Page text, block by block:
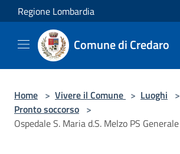
Salta al contenuto principale
Regione Lombardia
Comune di Credaro
Home > Vivere il Comune > Luoghi >
Pronto soccorso >
Ospedale S. Maria d.S. Melzo PS Generale